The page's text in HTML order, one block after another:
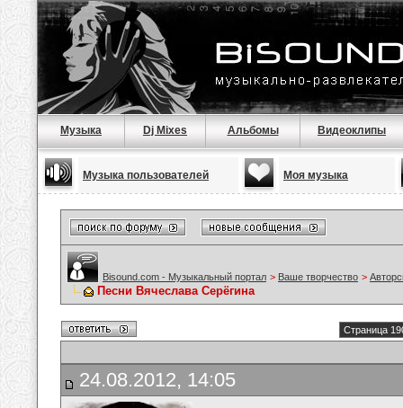
Музыка Dj Mixes Альбомы Видеоклипы
Музыка пользователей Моя музыка
Bisound.com - Музыкальный портал > Ваше творчество >
Песни Вячеслава Серёгина
Страница
24.08.2012, 14:05